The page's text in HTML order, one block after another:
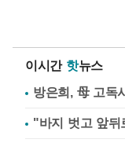
이시간 핫뉴스
방은희, 母 고독
"바지 벗고 앞